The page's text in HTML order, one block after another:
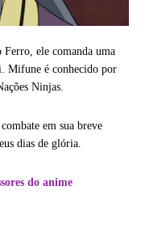
ele comanda uma
Mifune é conhecido por
Ninjas.
em sua breve
dias de glória.
do anime